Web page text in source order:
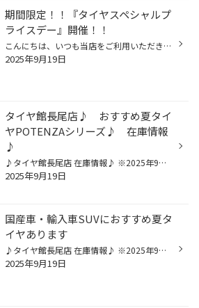
期間限定！！『タイヤスペシャルプ
ライスデー』開催！！
こんにちは、いつも当店をご利用いただきましてありがとうございます。 本日より、コクピット・タイヤ館におきまして、 期間限定！ サイズ限定！！ 数量限定！！！ お得にお買い求めいただける、「タイヤスペシャルプライスデー」がスタートします！ お得なタイヤのご紹介！！ ワゴンR、N-BOX、タン...
2025年9月19日
タイヤ館長尾店♪ おすすめ夏タイ
ヤPOTENZAシリーズ♪ 在庫情報
♪
♪タイヤ館長尾店 在庫情報♪ ※2025年9月18日時点 ﾎﾟﾃﾝｻﾞ RE004 205/40R17 84W XL TL ﾎﾟﾃﾝｻﾞ RE004 205/45R17 88W XL TL ﾎﾟﾃﾝｻﾞ S001 225/45R18 91Y RFT OE STAR ﾎﾟﾃﾝｻﾞ S001 245/45R18 96W RFT ﾎﾟﾃﾝｻﾞ S001 255/35R19 92Y RFT OE ﾎﾟﾃﾝｻﾞ S007A 225/45R18 XLPR 95Y TL ﾎﾟﾃﾝｻﾞ S007A 255/35R20 XLPR 97...
2025年9月19日
国産車・輸入車SUVにおすすめ夏タ
イヤあります
♪タイヤ館長尾店 在庫情報♪ ※2025年9月18日時点 ｱﾚﾝｻﾞ 001 225/55R17 97W TL ｱﾚﾝｻﾞ 001 225/60R17 99V TL ｱﾚﾝｻﾞ LX100 215/50R18 092V TL ｱﾚﾝｻﾞ LX100 225/45R21 95W TL ｱﾚﾝｻﾞ LX100 225/55R18 98V TL ｱﾚﾝｻﾞ LX100 225/60R18 100H TL ｱﾚﾝｻﾞ LX100 225/65R17 102H TL ｱﾚﾝｻﾞ LX100 235/55R18 100V TL ...
2025年9月19日